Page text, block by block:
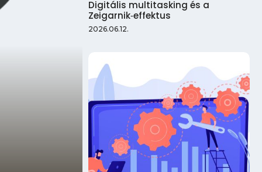
Digitális multitasking és a
Zeigarnik‑effektus
2026.06.12.